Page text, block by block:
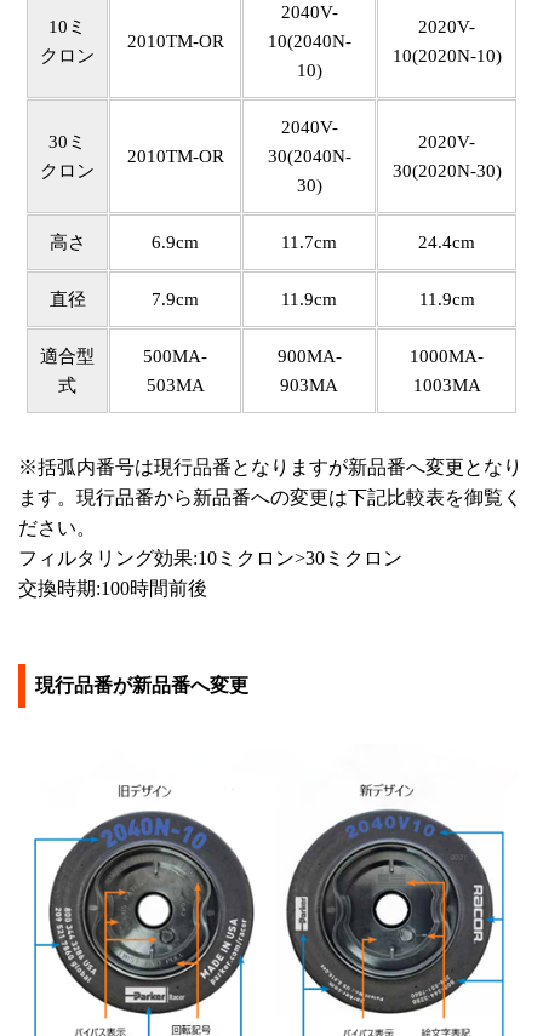
10ミ
クロン
2010TM-OR
2040V-
10(2040N-
10)
2020V-
10(2020N-10)
30ミ
クロン
2010TM-OR
2040V-
30(2040N-
30)
2020V-
30(2020N-30)
高さ 6.9cm 11.7cm 24.4cm
直径 7.9cm 11.9cm 11.9cm
適合型
式
500MA-
503MA
900MA-
903MA
1000MA-
1003MA
※括弧内番号は現行品番となりますが新品番へ変更となり
ます。現行品番から新品番への変更は下記比較表を御覧く
ださい。
フィルタリング効果:10ミクロン>30ミクロン
交換時期:100時間前後
現行品番が新品番へ変更